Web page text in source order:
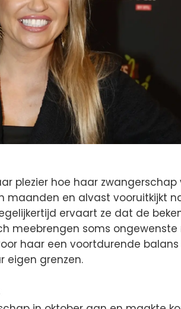
plezier hoe haar zwangerschap
maanden en alvast vooruitkijkt
ervaart ze dat de
meebrengen soms ongewenste
haar een voortdurende
eigen grenzen.